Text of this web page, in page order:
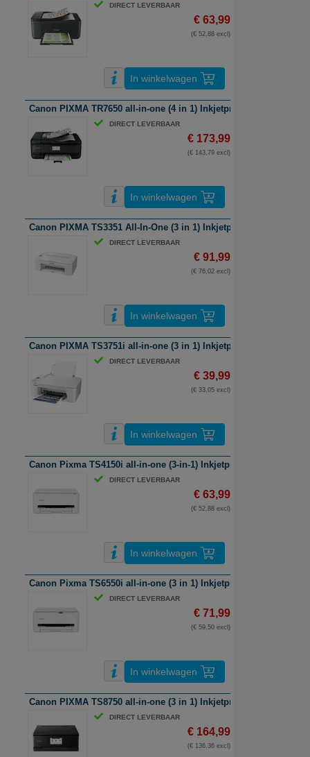
DIRECT LEVERBAAR
€ 63,99
(€ 52,88 excl)
In winkelwagen
Canon PIXMA TR7650 all-in-one (4 in 1) Inkjetprinter | A4 | kleur |
DIRECT LEVERBAAR
€ 173,99
(€ 143,79 excl)
In winkelwagen
Canon PIXMA TS3351 All-In-One (3 in 1) Inkjetprinter | A4 | Wifi
DIRECT LEVERBAAR
€ 91,99
(€ 76,02 excl)
In winkelwagen
Canon PIXMA TS3751i all-in-one (3 in 1) Inkjetprinter | A4 | kleur
DIRECT LEVERBAAR
€ 39,99
(€ 33,05 excl)
In winkelwagen
Canon Pixma TS4150i all-in-one (3-in-1) Inkjetprinter | A4 | kleur
DIRECT LEVERBAAR
€ 63,99
(€ 52,88 excl)
In winkelwagen
Canon Pixma TS6550i all-in-one (3 in 1) Inkjetprinter | A4 | wifi |
DIRECT LEVERBAAR
€ 71,99
(€ 59,50 excl)
In winkelwagen
Canon PIXMA TS8750 all-in-one (3 in 1) Inkjetprinter | A4 | kleur |
DIRECT LEVERBAAR
€ 164,99
(€ 136,36 excl)